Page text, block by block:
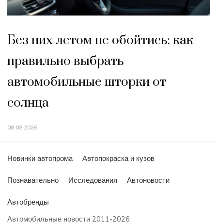
Без них летом не обойтись: как
правильно выбрать
автомобильные шторки от
солнца
08.08.2026
Новинки автопрома Автопокраска и кузов
Познавательно Исследования Автоновости
Автобренды
Автомобильные новости 2011-2026